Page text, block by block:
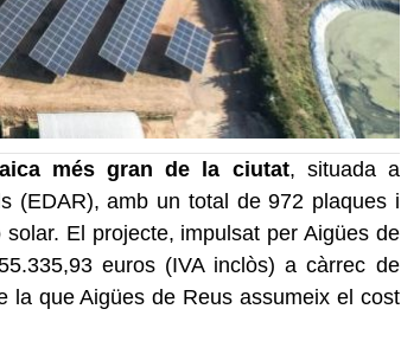
més gran de la ciutat, situada a
(EDAR), amb un total de 972 plaques i
El projecte, impulsat per Aigües de
euros (IVA inclòs) a càrrec de
la que Aigües de Reus assumeix el cost